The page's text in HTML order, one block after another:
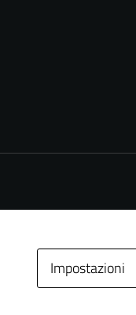
Impostazioni